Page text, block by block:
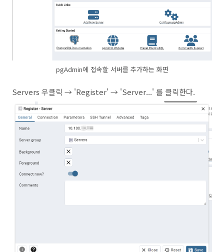
pgAdmin에 접속할 서버를 추가하는 화면
Servers 우클릭 → 'Register' → 'Server...' 를 클릭한다.